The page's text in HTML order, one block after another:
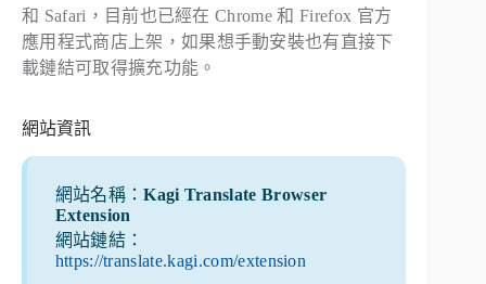
和 Safari，目前也已經在 Chrome 和 Firefox 官方
應用程式商店上架，如果想手動安裝也有直接下
載鏈結可取得擴充功能。
網站資訊
網站名稱：Kagi Translate Browser
Extension
網站鏈結：
https://translate.kagi.com/extension